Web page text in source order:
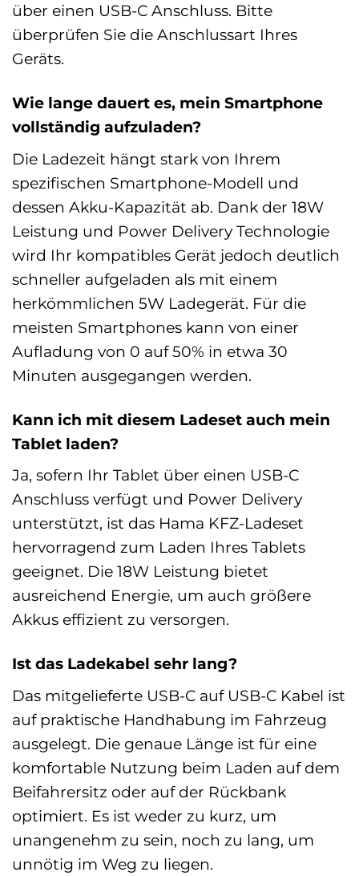
über einen USB-C Anschluss. Bitte
überprüfen Sie die Anschlussart Ihres
Geräts.
Wie lange dauert es, mein Smartphone
vollständig aufzuladen?
Die Ladezeit hängt stark von Ihrem
spezifischen Smartphone-Modell und
dessen Akku-Kapazität ab. Dank der 18W
Leistung und Power Delivery Technologie
wird Ihr kompatibles Gerät jedoch deutlich
schneller aufgeladen als mit einem
herkömmlichen 5W Ladegerät. Für die
meisten Smartphones kann von einer
Aufladung von 0 auf 50% in etwa 30
Minuten ausgegangen werden.
Kann ich mit diesem Ladeset auch mein
Tablet laden?
Ja, sofern Ihr Tablet über einen USB-C
Anschluss verfügt und Power Delivery
unterstützt, ist das Hama KFZ-Ladeset
hervorragend zum Laden Ihres Tablets
geeignet. Die 18W Leistung bietet
ausreichend Energie, um auch größere
Akkus effizient zu versorgen.
Ist das Ladekabel sehr lang?
Das mitgelieferte USB-C auf USB-C Kabel ist
auf praktische Handhabung im Fahrzeug
ausgelegt. Die genaue Länge ist für eine
komfortable Nutzung beim Laden auf dem
Beifahrersitz oder auf der Rückbank
optimiert. Es ist weder zu kurz, um
unangenehm zu sein, noch zu lang, um
unnötig im Weg zu liegen.